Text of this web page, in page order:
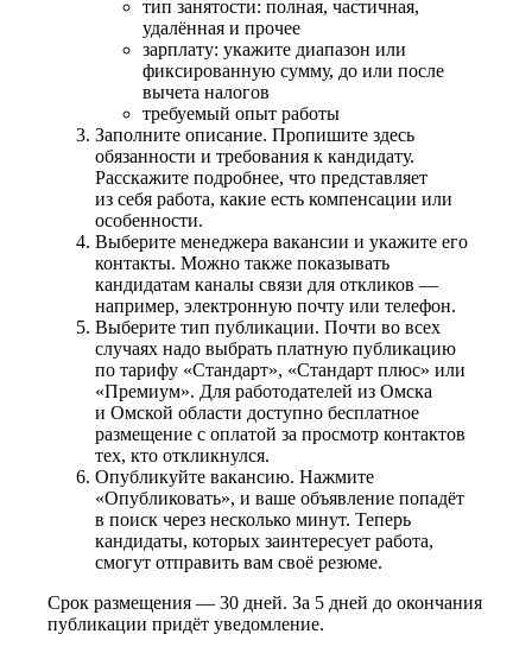
тип занятости: полная, частичная,
удалённая и прочее
зарплату: укажите диапазон или
фиксированную сумму, до или после
вычета налогов
требуемый опыт работы
Заполните описание. Пропишите здесь
обязанности и требования к кандидату.
Расскажите подробнее, что представляет
из себя работа, какие есть компенсации или
особенности.
Выберите менеджера вакансии и укажите его
контакты. Можно также показывать
кандидатам каналы связи для откликов —
например, электронную почту или телефон.
Выберите тип публикации. Почти во всех
случаях надо выбрать платную публикацию
по тарифу «Стандарт», «Стандарт плюс» или
«Премиум». Для работодателей из Омска
и Омской области доступно бесплатное
размещение с оплатой за просмотр контактов
тех, кто откликнулся.
Опубликуйте вакансию. Нажмите
«Опубликовать», и ваше объявление попадёт
в поиск через несколько минут. Теперь
кандидаты, которых заинтересует работа,
смогут отправить вам своё резюме.
Срок размещения — 30 дней. За 5 дней до окончания
публикации придёт уведомление.